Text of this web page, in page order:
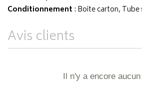
Conditionnement : Boite carton,
Avis clients
Il n'y a encore